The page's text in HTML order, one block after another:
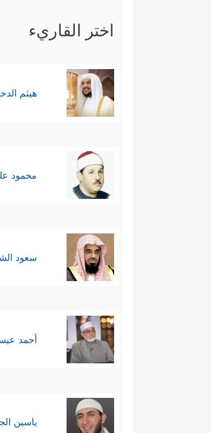
اختر القاريء
هيثم
محمود
سعود
أحمد
ياسين